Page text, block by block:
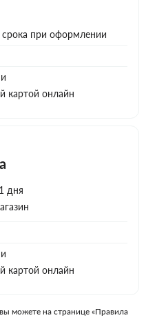
срока при оформлении
картой онлайн
дня
картой онлайн
можете на странице «Правила